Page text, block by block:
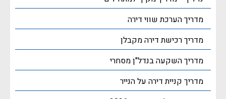
מדריך הערכת שווי דירה
מדריך רכישת דירה מקבלן
מדריך השקעה בנדל"ן מסחרי
מדריך קניית דירה על הנייר